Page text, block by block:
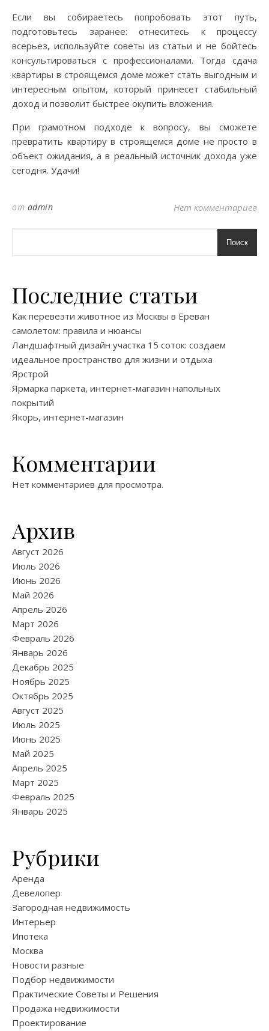
Если вы собираетесь попробовать этот путь,
подготовьтесь заранее: отнеситесь к процессу
всерьез, используйте советы из статьи и не бойтесь
консультироваться с профессионалами. Тогда сдача
квартиры в строящемся доме может стать выгодным и
интересным опытом, который принесет стабильный
доход и позволит быстрее окупить вложения.
При грамотном подходе к вопросу, вы сможете
превратить квартиру в строящемся доме не просто в
объект ожидания, а в реальный источник дохода уже
сегодня. Удачи!
от admin Нет комментариев
Поиск
Последние статьи
Как перевезти животное из Москвы в Ереван
самолетом: правила и нюансы
Ландшафтный дизайн участка 15 соток: создаем
идеальное пространство для жизни и отдыха
Ярстрой
Ярмарка паркета, интернет-магазин напольных
покрытий
Якорь, интернет-магазин
Комментарии
Нет комментариев для просмотра.
Архив
Август 2026
Июль 2026
Июнь 2026
Май 2026
Апрель 2026
Март 2026
Февраль 2026
Январь 2026
Декабрь 2025
Ноябрь 2025
Октябрь 2025
Август 2025
Июль 2025
Июнь 2025
Май 2025
Апрель 2025
Март 2025
Февраль 2025
Январь 2025
Рубрики
Аренда
Девелопер
Загородная недвижимость
Интерьер
Ипотека
Москва
Новости разные
Подбор недвижимости
Практические Советы и Решения
Продажа недвижимости
Проектирование